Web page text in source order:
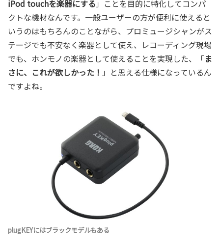
iPod touchを楽器にする 」ことを目的に特化してコンパ
クトな機材なんです。一般ユーザーの方が便利に使えると
いうのはもちろんのことながら、プロミュージシャンがス
テージでも不安なく楽器として使え、レコーディング現場
でも、ホンモノの楽器として使えることを実現した、「ま
さに、これが欲しかった！ 」と思える仕様になっているん
ですよね。
plugKEYにはブラックモデルもある